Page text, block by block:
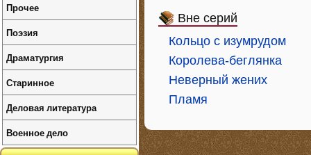
Вне серий
Кольцо с изумрудом
Королева-беглянка
Неверный жених
Пламя
Прочее
Поэзия
Драматургия
Старинное
Деловая литература
Военное дело